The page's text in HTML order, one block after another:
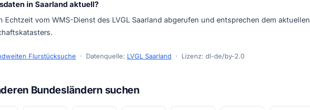
in Saarland aktuell?
Echtzeit vom WMS-Dienst des LVGL Saarland abgerufen und entsprechen dem aktuellen
Flurstücksuche · Datenquelle: LVGL Saarland · Lizenz: dl-de/by-2.0
Bundesländern suchen